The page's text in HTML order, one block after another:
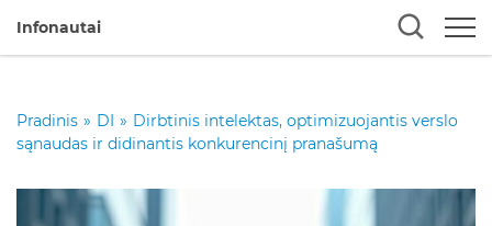
Infonautai
Pradinis » DI » Dirbtinis intelektas, optimizuojantis verslo
sąnaudas ir didinantis konkurencinį pranašumą